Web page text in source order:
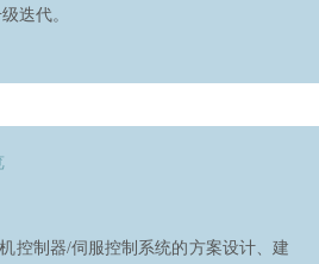
光、视觉SLAM框架：Catographer，
、VINS、Fast-LIO、LVI-SAM
里程计（融合关节位姿，足底信息，
法的设计和实现经历者。
基于ROS的机器人开发流程；
原理，了解陆空协同应用场景算法。
迭代。
型以及相关传动设计。有多模态机器
验者优先；
工工艺及表处工艺；
控制器/伺服控制系统的方案设计、建